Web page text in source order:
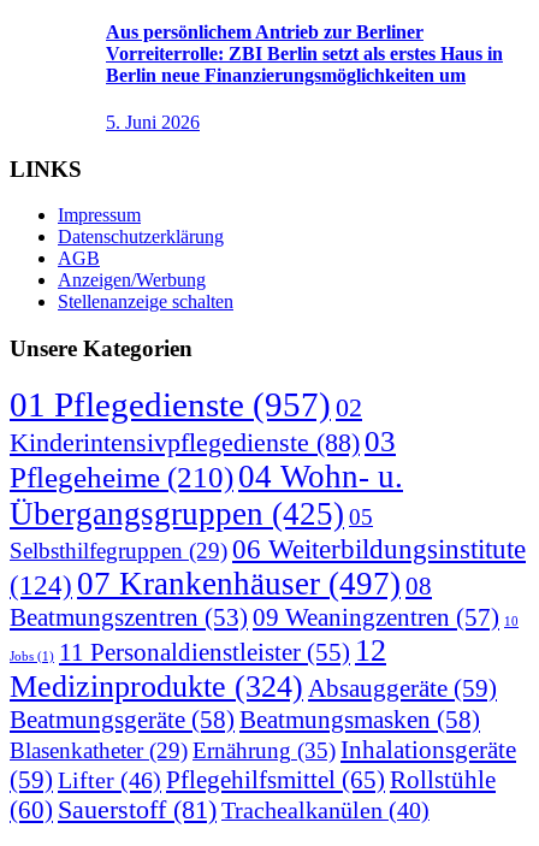
Aus persönlichem Antrieb zur Berliner
Vorreiterrolle: ZBI Berlin setzt als erstes Haus in
Berlin neue Finanzierungsmöglichkeiten um
5. Juni 2026
LINKS
Impressum
Datenschutzerklärung
AGB
Anzeigen/Werbung
Stellenanzeige schalten
Unsere Kategorien
01 Pflegedienste (957) 02
Kinderintensivpflegedienste (88) 03
Pflegeheime (210)04 Wohn- u.
Übergangsgruppen (425) 05
Selbsthilfegruppen (29)06 Weiterbildungsinstitute
(124) 07 Krankenhäuser (497) 08
Beatmungszentren (53) 09 Weaningzentren (57) 10
Jobs (1) 11 Personaldienstleister (55) 12
Medizinprodukte (324) Absauggeräte (59)
Beatmungsgeräte (58) Beatmungsmasken (58)
Blasenkatheter(29)Ernährung (35)Inhalationsgeräte
(59) Lifter (46) Pflegehilfsmittel (65) Rollstühle
(60) Sauerstoff(81)Trachealkanülen (40)